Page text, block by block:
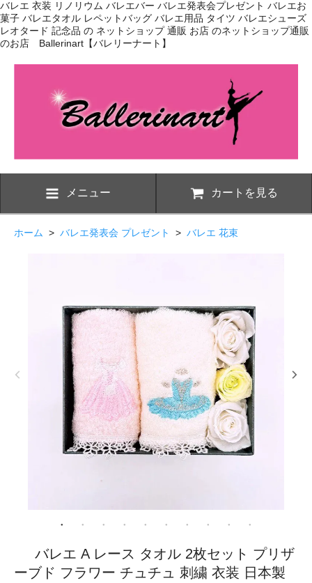
バレエ 衣装 リノリウム バレエバー バレエ発表会プレゼント バレエお
菓子 バレエタオル レペットバッグ バレエ用品 タイツ バレエシューズ
レオタード 記念品 の ネットショップ 通販 お店 のネットショップ通販
のお店 Ballerinart【バレリーナート】
メニュー カートを見る
ホーム > バレエ発表会 プレゼント > バレエ 花束
バレエ A レース タオル 2枚セット プリザ
ーブド フラワー チュチュ 刺繍 衣装 日本製